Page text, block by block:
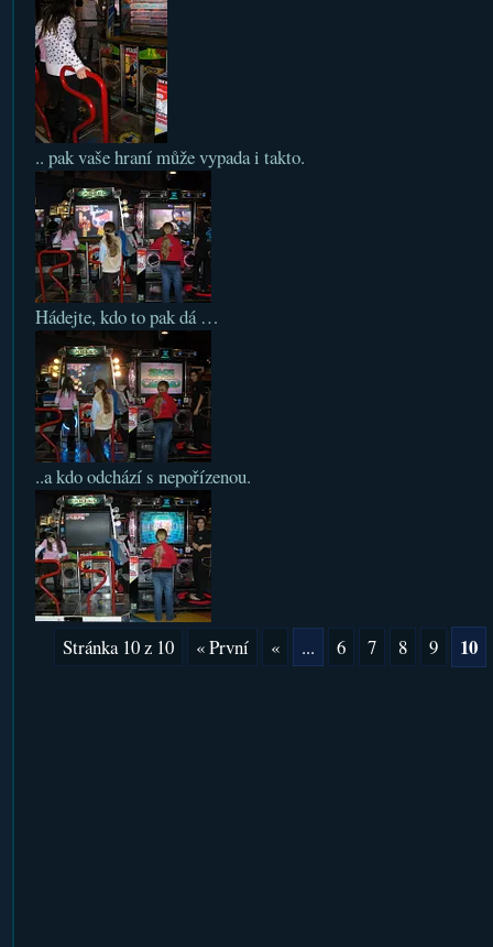
.. pak vaše hraní může vypada i takto.
Hádejte, kdo to pak dá …
..a kdo odchází s nepořízenou.
Stránka 10 z 10 « První « ... 6 7 8 9 10